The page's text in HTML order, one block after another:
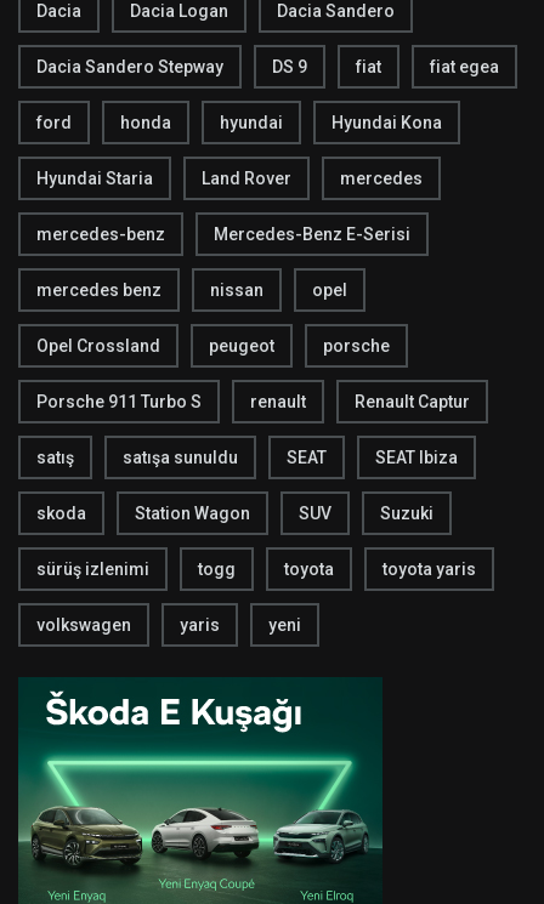
Dacia Dacia Logan Dacia Sandero
Dacia Sandero Stepway DS 9 fiat fiat egea
ford honda hyundai Hyundai Kona
Hyundai Staria Land Rover mercedes
mercedes-benz Mercedes-Benz E-Serisi
mercedes benz nissan opel
Opel Crossland peugeot porsche
Porsche 911 Turbo S renault Renault Captur
satış satışa sunuldu SEAT SEAT Ibiza
skoda Station Wagon SUV Suzuki
sürüş izlenimi togg toyota toyota yaris
volkswagen yaris yeni